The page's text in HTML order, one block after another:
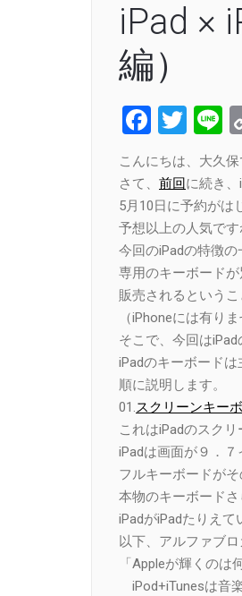
iPad ×
編）
こんにちは、大久保
さて、 前回に続き、
5月10日に予約がは
予想以上の人気です
今回のiPadの特徴の
専用のキーボード
販売されるというこ
（iPhoneには有り
そこで、今回はiPad
iPadのキーボードは
順に説明します。
01.スクリーンキー
これはiPadのスク
iPadは画面が９．７
フルキーボードがそ
本物のキーボードさ
iPadがiPadたりえて
以下、アルファブ
「Appleが輝くのは
iPod+iTunesは音